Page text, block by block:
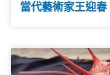
當代藝術家王迎